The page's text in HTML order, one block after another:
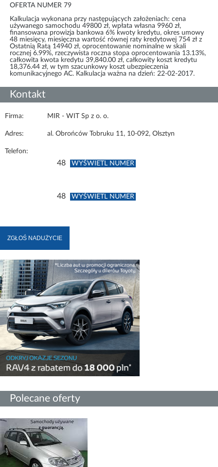
OFERTA NUMER 79
Kalkulacja wykonana przy następujących założeniach: cena
używanego samochodu 49800 zł, wpłata własna 9960 zł,
finansowana prowizja bankowa 6% kwoty kredytu, okres umowy
48 miesięcy, miesięczna wartość równej raty kredytowej 754 zł z
Ostatnią Ratą 14940 zł, oprocentowanie nominalne w skali
rocznej 6.99%, rzeczywista roczna stopa oprocentowania 13.13%,
całkowita kwota kredytu 39,840.00 zł, całkowity koszt kredytu
18,376.44 zł, w tym szacunkowy koszt ubezpieczenia
komunikacyjnego AC. Kalkulacja ważna na dzień: 22-02-2017.
Kontakt
Firma: MIR - WIT Sp z o. o.
Adres: al. Obrońców Tobruku 11, 10-092, Olsztyn
Telefon:
48 WYŚWIETL NUMER
48 WYŚWIETL NUMER
Polecane oferty